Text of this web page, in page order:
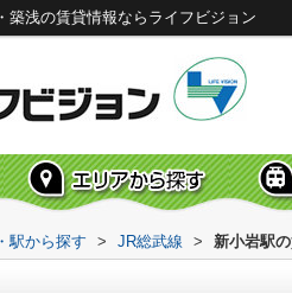
築浅の賃貸情報ならライフビジョン
駅から探す > JR総武線 > 新小岩駅